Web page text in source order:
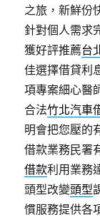
之旅，新鮮份
針對個人需求
獲好評推薦台
佳選擇借貸利
項專案細心醫
合法竹北汽車
明會把您壓的
借款業務民署
借款利用業務
頭型改變頭型
慣服務提供各